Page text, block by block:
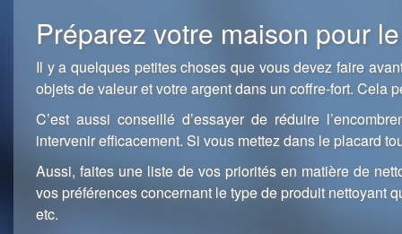
Préparez votre maison pour
Il y a quelques petites choses que vous devez faire
objets de valeur et votre argent dans un coffre-fort. Cela
C’est aussi conseillé d’essayer de réduire
intervenir efficacement. Si vous mettez dans le placard
Aussi, faites une liste de vos priorités en matière de
vos préférences concernant le type de produit nettoyant
etc.